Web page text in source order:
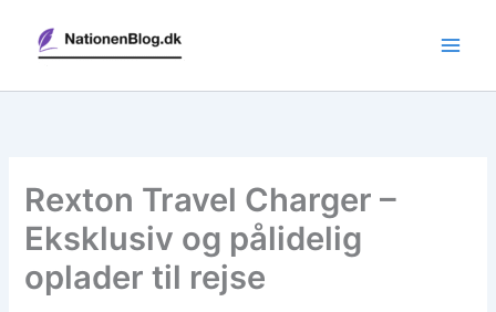
indholdet
Rexton Travel Charger –
Eksklusiv og pålidelig
oplader til rejse